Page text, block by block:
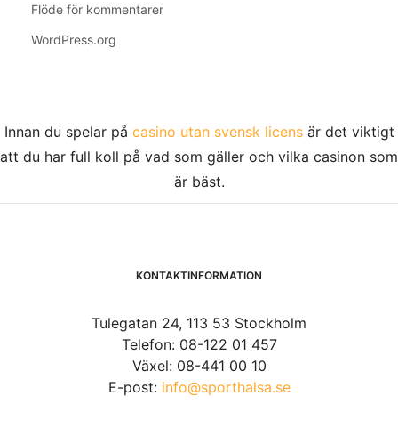
Flöde för kommentarer
WordPress.org
Innan du spelar på casino utan svensk licensär det viktigt
att du har full koll på vad som gäller och vilka casinon som
är bäst.
KONTAKTINFORMATION
Tulegatan 24, 113 53 Stockholm
Telefon: 08-122 01 457
Växel: 08-441 00 10
E-post: info@sporthalsa.se